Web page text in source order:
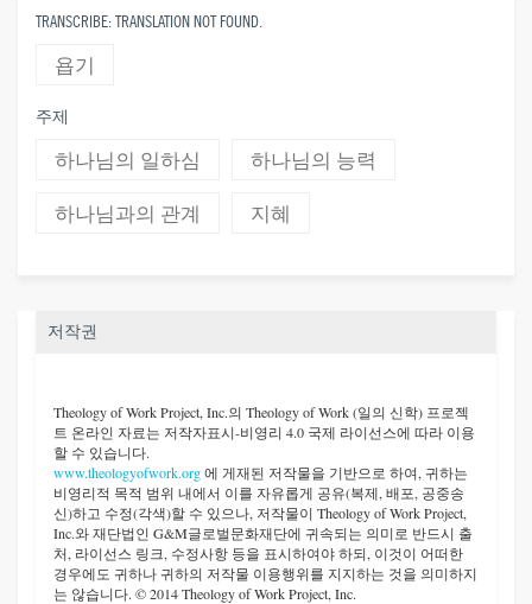
TRANSCRIBE: TRANSLATION NOT FOUND.
욥기
주제
하나님의 일하심 하나님의 능력
하나님과의 관계 지혜
저작권
Theology of Work Project, Inc.의 Theology of Work (일의 신학) 프로젝
트 온라인 자료는 저작자표시-비영리 4.0 국제 라이선스에 따라 이용
할 수 있습니다.
www.theologyofwork.org에 게재된 저작물을 기반으로 하여, 귀하는
비영리적 목적 범위 내에서 이를 자유롭게 공유(복제, 배포, 공중송
신)하고 수정(각색)할 수 있으나, 저작물이 Theology of Work Project,
Inc.와 재단법인 G&M글로벌문화재단에 귀속되는 의미로 반드시 출
처, 라이선스 링크, 수정사항 등을 표시하여야 하되, 이것이 어떠한
경우에도 귀하나 귀하의 저작물 이용행위를 지지하는 것을 의미하지
는 않습니다. © 2014 Theology of Work Project, Inc.